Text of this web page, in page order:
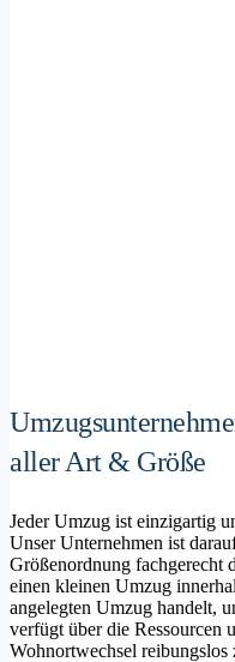
aller Art & Größe
Jeder Umzug ist einzigartig
Unser Unternehmen ist
Größenordnung fachgerecht
einen kleinen Umzug
angelegten Umzug handelt,
verfügt über die Ressourcen
Wohnortwechsel reibungslos